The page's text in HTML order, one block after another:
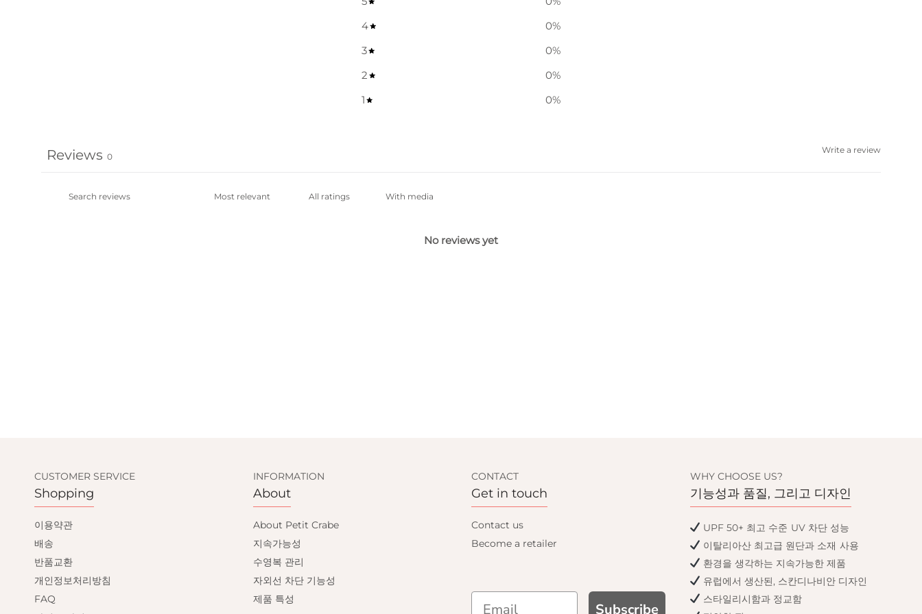
4
0%
3
0%
2
0%
1
0%
Write a review
Reviews 0
With media
No reviews yet
CUSTOMER SERVICE
Shopping
이용약관
배송
반품교환
개인정보처리방침
FAQ
INFORMATION
About
About Petit Crabe
지속가능성
수영복 관리
자외선 차단 기능성
제품 특성
CONTACT
Get in touch
Contact us
Become a retailer
Subscribe
WHY CHOOSE US?
기능성과 품질, 그리고 디자인
UPF 50+ 최고 수준 UV 차단 성능
이탈리아산 최고급 원단과 소재 사용
환경을 생각하는 지속가능한 제품
유럽에서 생산된, 스칸디나비안 디자인
스타일리시함과 정교함